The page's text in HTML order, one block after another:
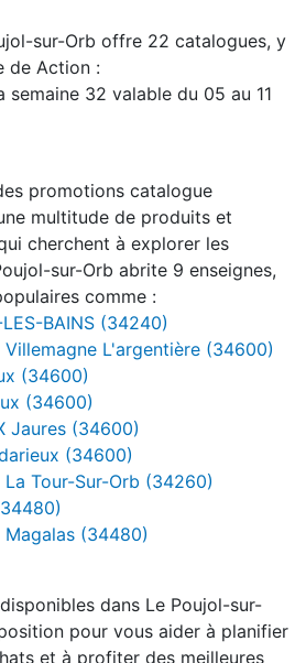
sur-Orb offre 22 catalogues, y
de Action :
semaine 32 valable du 05 au 11
promotions catalogue
multitude de produits et
cherchent à explorer les
sur-Orb abrite 9 enseignes,
comme :
BAINS (34240)
Villemagne L'argentière (34600)
(34600)
(34600)
Jaures (34600)
(34600)
La Tour-Sur-Orb (34260)
Magalas (34480)
dans Le Poujol-sur-
pour vous aider à planifier
et à profiter des meilleures